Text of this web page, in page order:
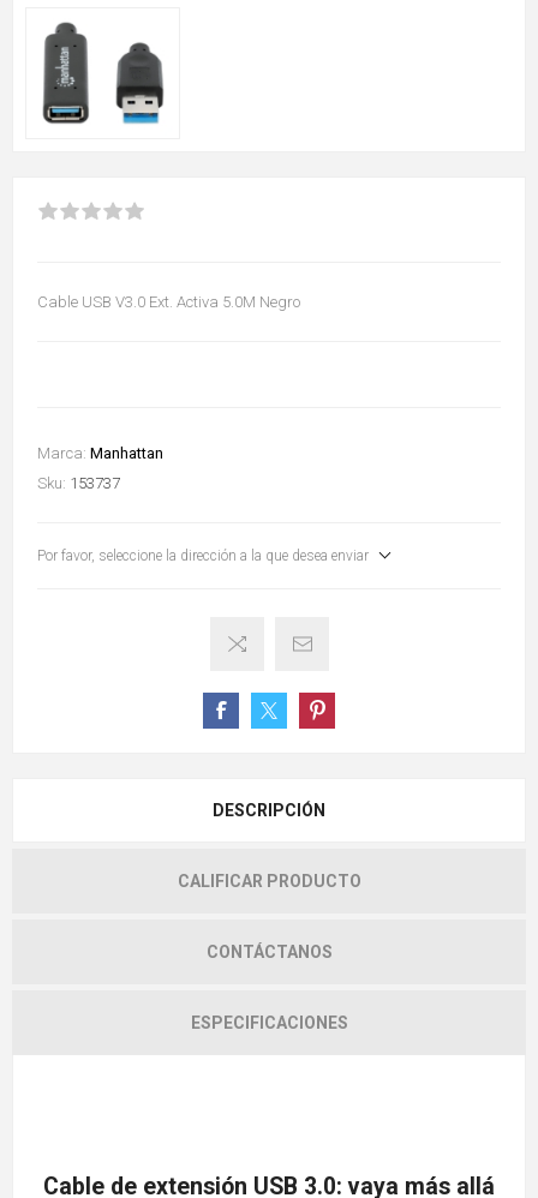
Cable USB V3.0 Ext. Activa 5.0M Negro
Marca: Manhattan
Sku: 153737
Por favor, seleccione la dirección a la que desea enviar
DESCRIPCIÓN
CALIFICAR PRODUCTO
CONTÁCTANOS
ESPECIFICACIONES
Cable de extensión USB 3.0: vaya más allá